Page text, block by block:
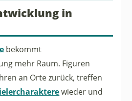
in
bekommt
mehr Raum. Figuren
an Orte zurück, treffen
wieder und